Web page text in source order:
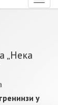
„Нeкa
у